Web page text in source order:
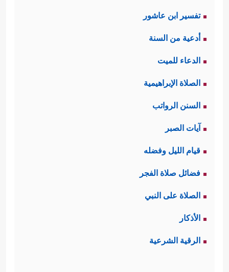
تفسير ابن عاشور
أدعية من السنة
الدعاء للميت
الصلاة الإبراهيمية
السنن الرواتب
آيات الصبر
قيام الليل وفضله
فضائل صلاة الفجر
الصلاة على النبي
الأذكار
الرقية الشرعية